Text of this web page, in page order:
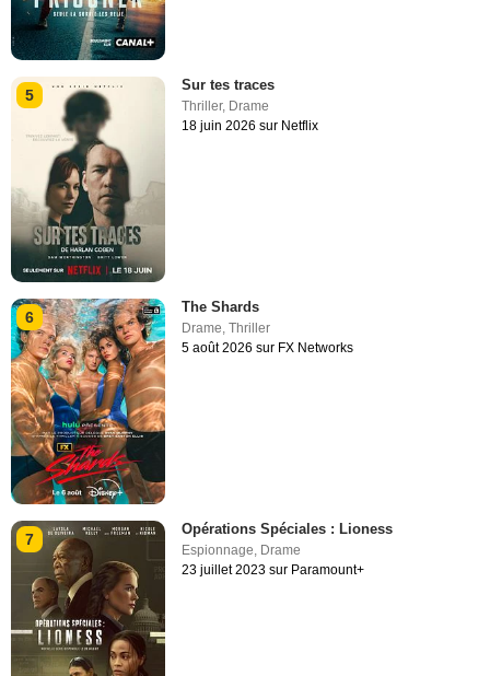
5
Sur tes traces
Thriller, Drame
18 juin 2026 sur Netflix
6
The Shards
Drame,Thriller
5 août 2026 sur FX Networks
7
Opérations Spéciales : Lioness
Espionnage, Drame
23 juillet 2023 sur Paramount+